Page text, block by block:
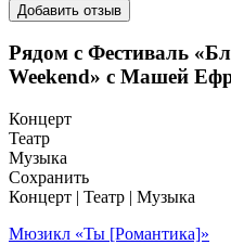
Добавить отзыв
Рядом с Фестиваль
Weekend» с Машей
Концерт
Театр
Музыка
Сохранить
Концерт | Театр | Музыка
Мюзикл «Ты [Романтика]»